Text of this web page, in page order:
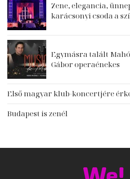
Zene, elegancia,
karácsonyi csoda a
Egymásra talált
Gábor operaénekes
Első magyar klub-koncertjére
Budapest is zenél